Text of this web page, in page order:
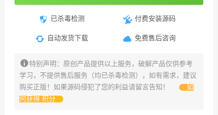
已杀毒检测
自动发货下载
付费安装源码
免费售后咨询
特别声明：原创产品提供以上服务，破解产品仅供参考
学习，不提供售后服务（均已杀毒检测），如有需求，建议
购买正版！如果源码侵犯了您的利益请留言告知！
如
何获得 积分